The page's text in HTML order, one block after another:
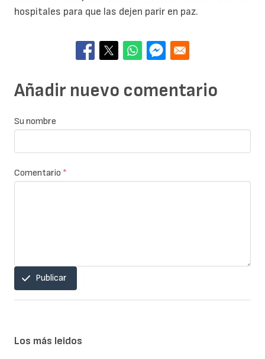
hospitales para que las dejen parir en paz.
Añadir nuevo comentario
Su nombre
Comentario *
Publicar
Los más leidos